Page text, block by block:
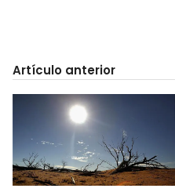
Artículo anterior